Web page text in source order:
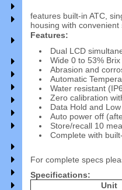
features built-in ATC,
housing with
Features:
Dual LCD
Wide 0 to 53%
Abrasion and
Automatic
Water resistant
Zero calibration
Data Hold and
Auto power off
Store/recall 10
Complete with
For complete specs
Specifications:
Unit